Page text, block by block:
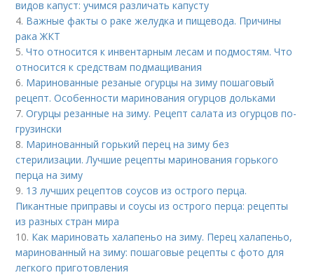
видов капуст: учимся различать капусту
4. Важные факты о раке желудка и пищевода. Причины
рака ЖКТ
5.Что относится к инвентарным лесам и подмостям. Что
относится к средствам подмащивания
6. Маринованные резаные огурцы на зиму пошаговый
рецепт. Особенности маринования огурцов дольками
7.Огурцы резанные на зиму. Рецепт салата из огурцов по-
грузински
8. Маринованный горький перец на зиму без
стерилизации. Лучшие рецепты маринования горького
перца на зиму
9. 13 лучших рецептов соусов из острого перца.
Пикантные приправы и соусы из острого перца: рецепты
из разных стран мира
10. Как мариновать халапеньо на зиму. Перец халапеньо,
маринованный на зиму: пошаговые рецепты с фото для
легкого приготовления